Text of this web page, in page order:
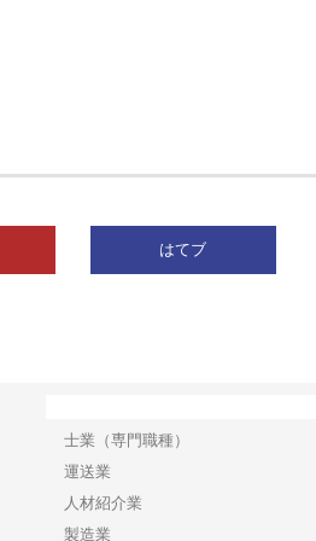
はてブ
士業（専門職種）
運送業
人材紹介業
製造業